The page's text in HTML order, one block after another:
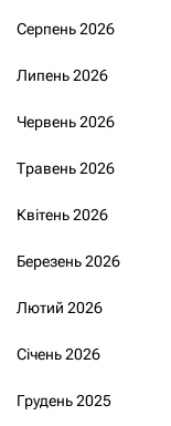
Серпень 2026
Липень 2026
Червень 2026
Травень 2026
Квітень 2026
Березень 2026
Лютий 2026
Січень 2026
Грудень 2025